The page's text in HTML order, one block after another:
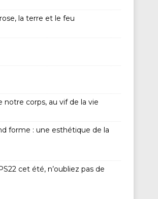
la terre et le feu
corps, au vif de la vie
forme : une esthétique de la
cet été, n’oubliez pas de